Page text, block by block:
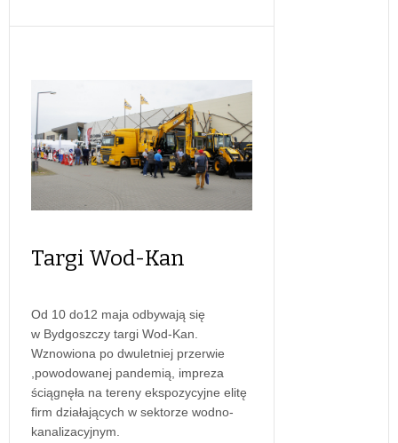
Targi Wod-Kan
Od 10 do12 maja odbywają się
w Bydgoszczy targi Wod-Kan.
Wznowiona po dwuletniej przerwie
,powodowanej pandemią, impreza
ściągnęła na tereny ekspozycyjne elitę
firm działających w sektorze wodno-
kanalizacyjnym.